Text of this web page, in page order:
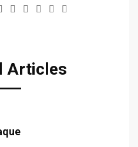
Articles